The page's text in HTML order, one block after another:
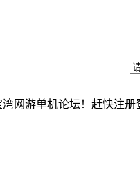
网游单机论坛！赶快注册